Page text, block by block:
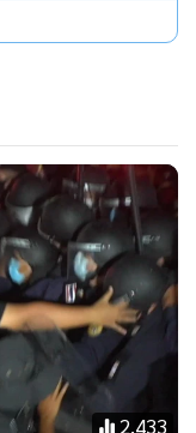
ายภานุพงศ์ ศรีธนา
มข.) 11. นายจตุพร
.) 13. นายศิวกร
ายอิศเรษฐ์ เจริญคง
2,433